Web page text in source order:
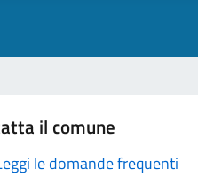
il comune
le domande frequenti